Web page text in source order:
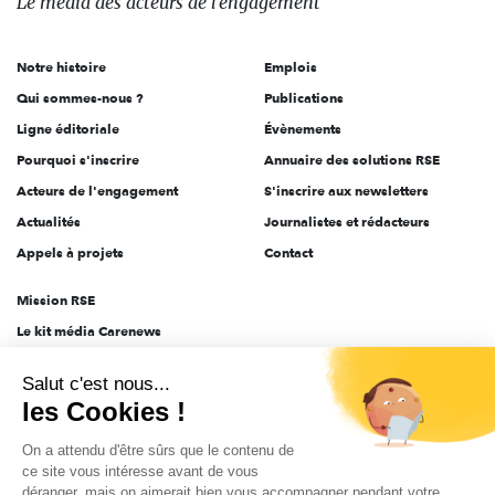
l'engagement
Notre histoire
Qui sommes-nous ?
Ligne éditoriale
Pourquoi s'inscrire
Acteurs de l'engagement
Actualités
Appels à projets
Emplois
Publications
Évènements
Annuaire des solutions RSE
S'inscrire aux newsletters
Journalistes et rédacteurs
Contact
Mission RSE
Le kit média Carenews
AEF info
Novethic
PRODURABLE
Inclusiv Day
Salut c'est nous...
les Cookies !
On a attendu d'être sûrs que le contenu de
ce site vous intéresse avant de vous
déranger, mais on aimerait bien vous accompagner pendant votre